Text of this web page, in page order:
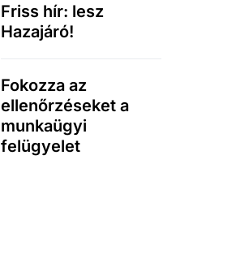
Friss hír: lesz
Hazajáró!
Fokozza az
ellenőrzéseket a
munkaügyi
felügyelet